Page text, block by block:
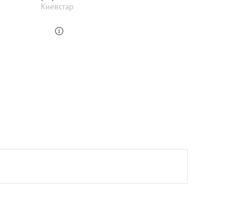
Киевстар